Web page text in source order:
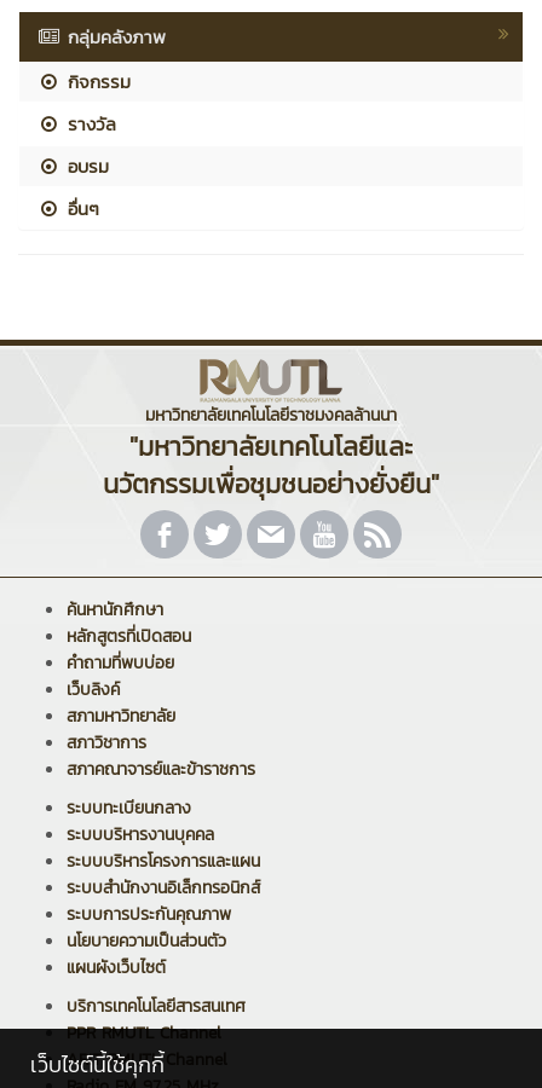
กลุ่มคลังภาพ
กิจกรรม
รางวัล
อบรม
อื่นๆ
มหาวิทยาลัยเทคโนโลยีราชมงคลล้านนา
"มหาวิทยาลัยเทคโนโลยีและ
นวัตกรรมเพื่อชุมชนอย่างยั่งยืน"
ค้นหานักศึกษา
หลักสูตรที่เปิดสอน
คำถามที่พบบ่อย
เว็บลิงค์
สภามหาวิทยาลัย
สภาวิชาการ
สภาคณาจารย์และข้าราชการ
ระบบทะเบียนกลาง
ระบบบริหารงานบุคคล
ระบบบริหารโครงการและแผน
ระบบสำนักงานอิเล็กทรอนิกส์
ระบบการประกันคุณภาพ
นโยบายความเป็นส่วนตัว
แผนผังเว็บไซต์
บริการเทคโนโลยีสารสนเทศ
PPR RMUTL Channel
ARIT RMUTL Channel
เว็บไซต์นี้ใช้คุกกี้